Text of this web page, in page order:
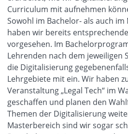
Curriculum mit aufnehmen
Sowohl im Bachelor- als auch
haben wir bereits
vorgesehen. Im
Lehrenden nach dem jeweiligen
die Digitalisierung
Lehrgebiete mit ein. Wir haben
Veranstaltung „Legal Tech“ im
geschaffen und planen den
Themen der Digitalisierung
Masterbereich sind wir sogar